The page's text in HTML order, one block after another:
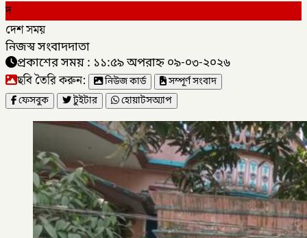
দ
দেশ সময়
নিজস্ব সংবাদদাতা
প্রকাশের সময় : ১১:৫৯ অপরাহ্ন ০৯-০৩-২০২৬
ছবি তৈরি করুন: নিউজ কার্ড
সম্পূর্ণ সংবাদ
ফেসবুক
টুইটার হোয়াটসঅ্যাপ